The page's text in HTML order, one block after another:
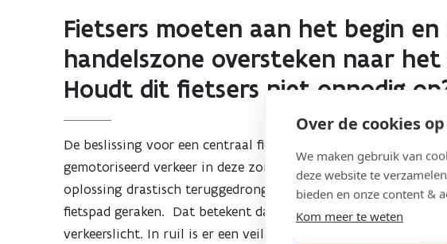
Over de cookies
We maken gebruik van
deze website te
bieden en onze content &
Kom meer te weten
Fietsers moeten aan het begin en
handelszone oversteken naar
Houdt dit fietsers niet onnodig
De beslissing voor een centraal fietspad is genomen om de vele
gemotoriseerd verkeer in deze zone te
vermijden. De meer
oplossing drastisch teruggedrongen. Verkeerslichten zorgen
fietspad geraken. Dat betekent dat fietsers inderdaad soms
verkeerslicht. In ruil is er een veilige, comfortabele en